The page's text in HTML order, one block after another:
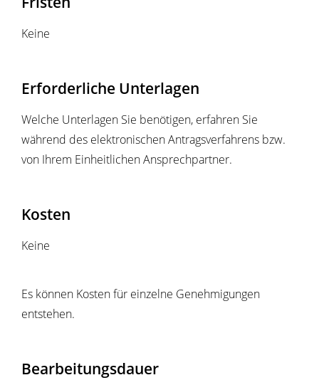
Keine
Erforderliche Unterlagen
Welche Unterlagen Sie benötigen, erfahren Sie
während des elektronischen Antragsverfahrens bzw.
von Ihrem Einheitlichen Ansprechpartner.
Kosten
Keine
Es können Kosten für einzelne Genehmigungen
entstehen.
Bearbeitungsdauer